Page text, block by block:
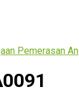
Pemerasan